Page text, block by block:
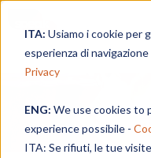
ITA: Usiamo i cookie per
esperienza di
Privacy
ENG: We use cookies to
experience possibile -
ITA: Se rifiuti, le tue